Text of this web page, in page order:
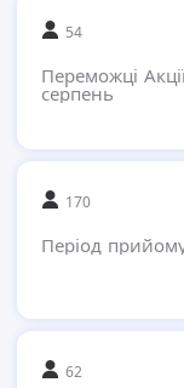
54
Переможці
серпень
170
Період
62